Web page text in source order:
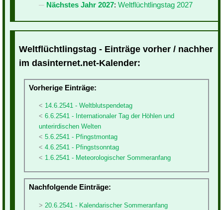
Nächstes Jahr 2027: Weltflüchtlingstag 2027
Weltflüchtlingstag - Einträge vorher / nachher
im dasinternet.net-Kalender:
Vorherige Einträge:
14.6.2541 - Weltblutspendetag
6.6.2541 - Internationaler Tag der Höhlen und
unterirdischen Welten
5.6.2541 - Pfingstmontag
4.6.2541 - Pfingstsonntag
1.6.2541 - Meteorologischer Sommeranfang
Nachfolgende Einträge:
20.6.2541 - Kalendarischer Sommeranfang